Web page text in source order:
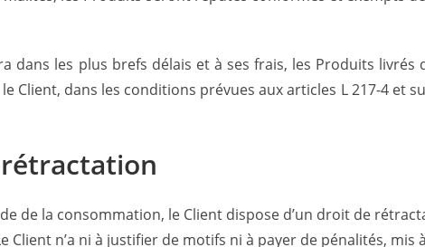
dans les plus brefs délais et à ses frais, les Produits
Client, dans les conditions prévues aux articles L 217-4 et
rétractation
de la consommation, le Client dispose d’un droit de
Client n’a ni à justifier de motifs ni à payer de pénalités, mis